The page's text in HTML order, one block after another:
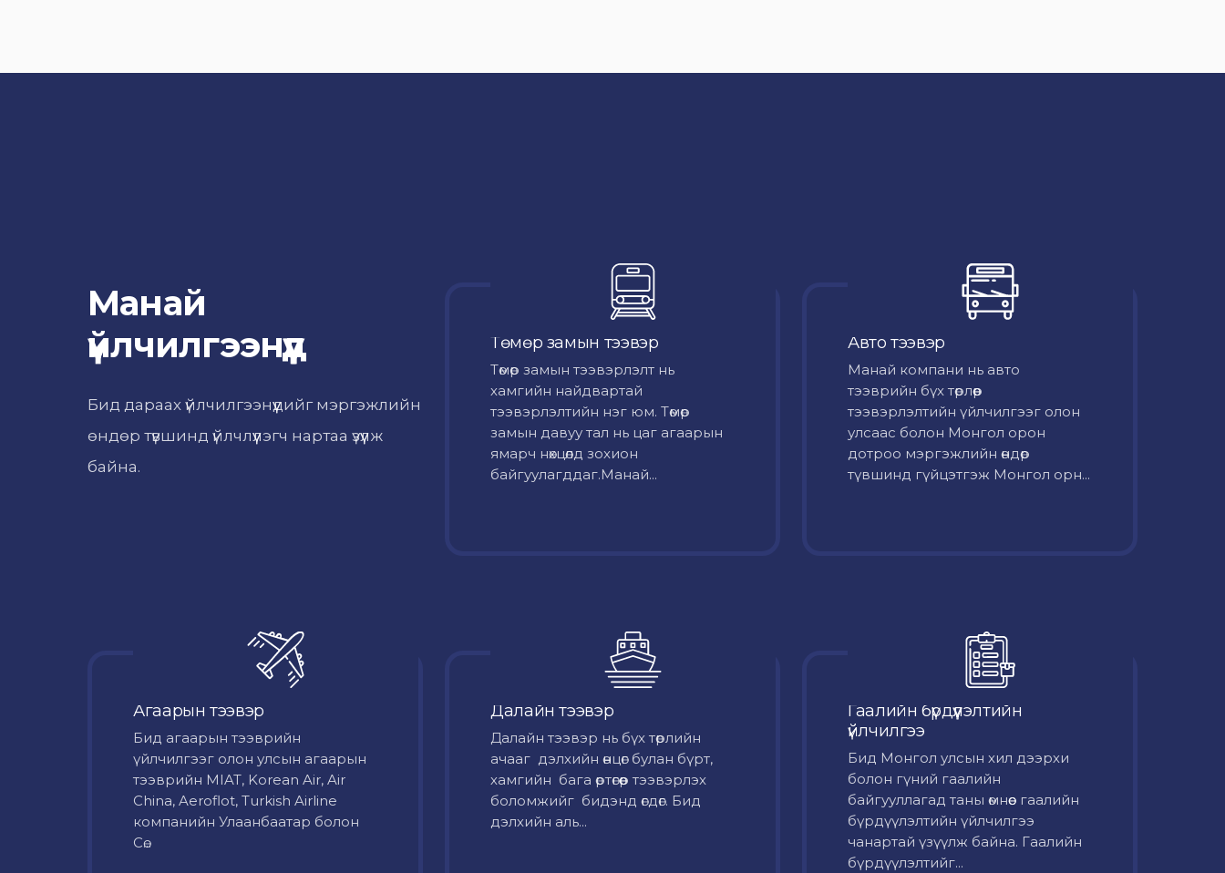
Манай
үйлчилгээнүүд
Бид дараах үйлчилгээнүүдийг мэргэжлийн
өндөр түвшинд үйлчлүүлэгч нартаа үзүүлж
байна.
Төмөр замын тээвэр
Төмөр замын тээвэрлэлт нь
хамгийн найдвартай
тээвэрлэлтийн нэг юм. Төмөр
замын давуу тал нь цаг агаарын
ямарч нөхцөлд зохион
байгуулагддаг.Манай...
Авто тээвэр
Mанай компани нь авто
тээврийн бүх төрлөөр
тээвэрлэлтийн үйлчилгээг олон
улсаас болон Монгол орон
дотроо мэргэжлийн өндөр
түвшинд гүйцэтгэж Монгол орн...
Агаарын тээвэр
Бид агаарын тээврийн
үйлчилгээг олон улсын агаарын
тээврийн MIAT, Korean Air, Air
China, Aeroflot, Turkish Airline
компанийн Улаанбаатар болон
Сө...
Далайн тээвэр
Далайн тээвэр нь бүх төрлийн
ачааг дэлхийн өнцөг булан бүрт,
хамгийн бага өртөгөөр тээвэрлэх
боломжийг бидэнд өгдөг. Бид
дэлхийн аль...
Гаалийн бүрдүүлэлтийн
үйлчилгээ
Бид Монгол улсын хил дээрхи
болон гүний гаалийн
байгууллагад таны өмнөөс гаалийн
бүрдүүлэлтийн үйлчилгээ
чанартай үзүүлж байна. Гаалийн
бүрдүүлэлтийг...